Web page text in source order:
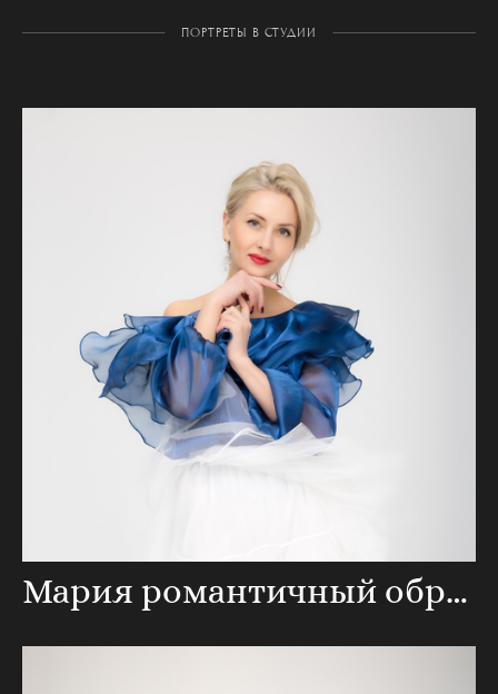
ПОРТРЕТЫ В СТУДИИ
Мария романтичный образ